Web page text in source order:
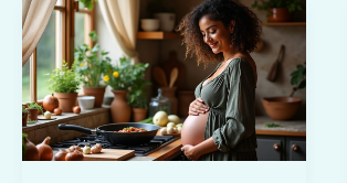
Le
boudin
noir
pendant
la
grossesse